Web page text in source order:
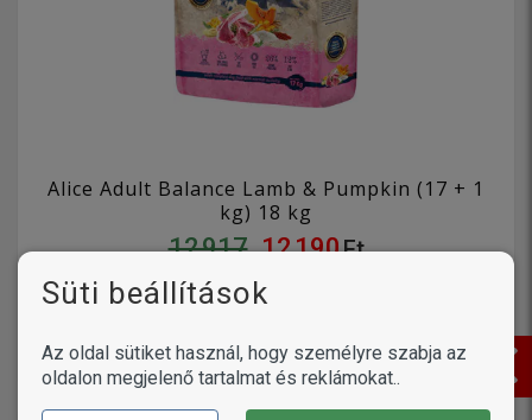
Alice Adult Balance Lamb & Pumpkin (17 + 1
kg) 18 kg
12 917 12 190Ft
2 változat
Süti beállítások
Az oldal sütiket használ, hogy személyre szabja az
oldalon megjelenő tartalmat és reklámokat..